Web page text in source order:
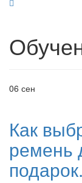
06 сен
Как
ремень
подарок.